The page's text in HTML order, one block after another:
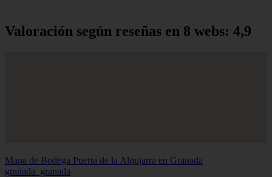
Valoración según reseñas en 8 webs: 4,9
Mapa de Bodega Puerta de la Alpujarra en Granada
granada_granada